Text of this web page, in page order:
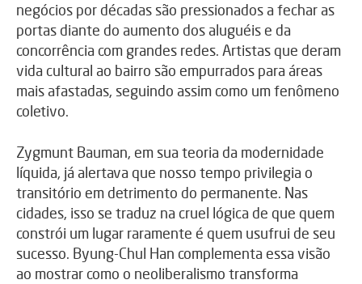
negócios por décadas são pressionados a fechar as
portas diante do aumento dos aluguéis e da
concorrência com grandes redes. Artistas que deram
vida cultural ao bairro são empurrados para áreas
mais afastadas, seguindo assim como um fenômeno
coletivo.
Zygmunt Bauman, em sua teoria da modernidade
líquida, já alertava que nosso tempo privilegia o
transitório em detrimento do permanente. Nas
cidades, isso se traduz na cruel lógica de que quem
constrói um lugar raramente é quem usufrui de seu
sucesso. Byung-Chul Han complementa essa visão
ao mostrar como o neoliberalismo transforma